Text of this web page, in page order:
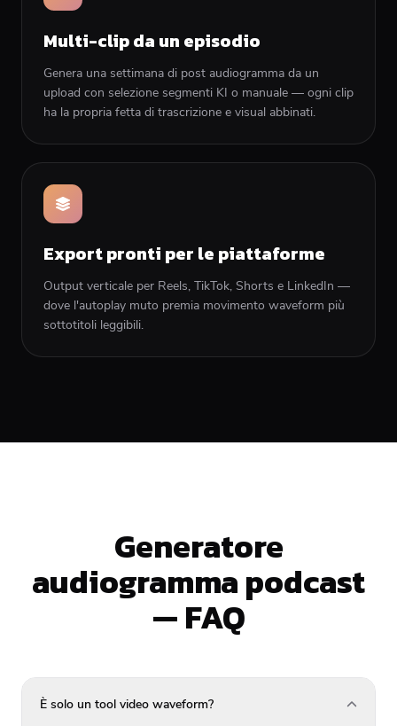
Multi-clip da un episodio
Genera una settimana di post audiogramma da un
upload con selezione segmenti KI o manuale — ogni clip
ha la propria fetta di trascrizione e visual abbinati.
Export pronti per le piattaforme
Output verticale per Reels, TikTok, Shorts e LinkedIn —
dove l'autoplay muto premia movimento waveform più
sottotitoli leggibili.
Generatore
audiogramma podcast
— FAQ
È solo un tool video waveform?